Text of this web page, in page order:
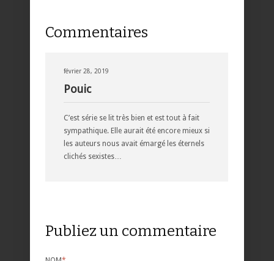
Commentaires
février 28, 2019
Pouic
C’est série se lit très bien et est tout à fait
sympathique. Elle aurait été encore mieux si
les auteurs nous avait émargé les éternels
clichés sexistes…
Publiez un commentaire